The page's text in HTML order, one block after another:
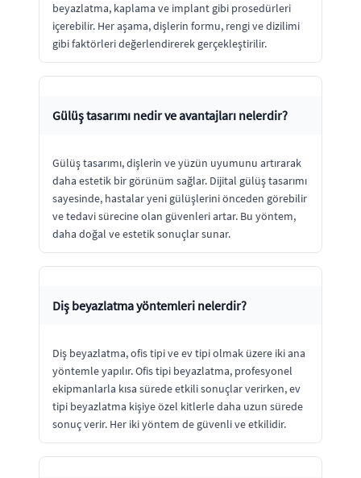
beyazlatma, kaplama ve implant gibi prosedürleri
içerebilir. Her aşama, dişlerin formu, rengi ve dizilimi
gibi faktörleri değerlendirerek gerçekleştirilir.
Gülüş tasarımı nedir ve avantajları nelerdir?
Gülüş tasarımı, dişlerin ve yüzün uyumunu artırarak
daha estetik bir görünüm sağlar. Dijital gülüş tasarımı
sayesinde, hastalar yeni gülüşlerini önceden görebilir
ve tedavi sürecine olan güvenleri artar. Bu yöntem,
daha doğal ve estetik sonuçlar sunar.
Diş beyazlatma yöntemleri nelerdir?
Diş beyazlatma, ofis tipi ve ev tipi olmak üzere iki ana
yöntemle yapılır. Ofis tipi beyazlatma, profesyonel
ekipmanlarla kısa sürede etkili sonuçlar verirken, ev
tipi beyazlatma kişiye özel kitlerle daha uzun sürede
sonuç verir. Her iki yöntem de güvenli ve etkilidir.